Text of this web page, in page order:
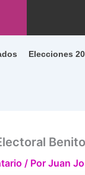
Elecciones
/ Por Juan